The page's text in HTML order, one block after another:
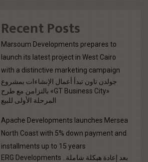
Recent Posts
Marsoum Developments prepares to
launch its latest project in West Cairo
with a distinctive marketing campaign
جولدن تاون تبدأ أعمال الإنشاءات بمشروع
«GT Business City» بالتزامن مع طرح
المرحلة الأولى للبيع
Apache Developments launches Mersea
North Coast with 5% down payment and
installments up to 15 years
بعد إعادة هيكلة شاملة.. ERG Developments